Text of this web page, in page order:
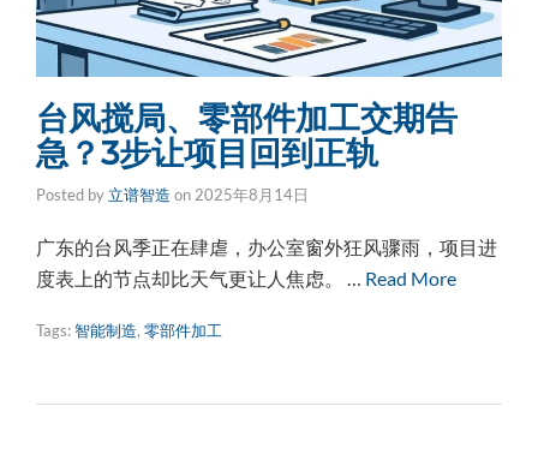
台风搅局、零部件加工交期告
急？3步让项目回到正轨
Posted by 立谱智造 on 2025年8月14日
广东的台风季正在肆虐，办公室窗外狂风骤雨，项目进
度表上的节点却比天气更让人焦虑。 … Read More
Tags:智能制造, 零部件加工